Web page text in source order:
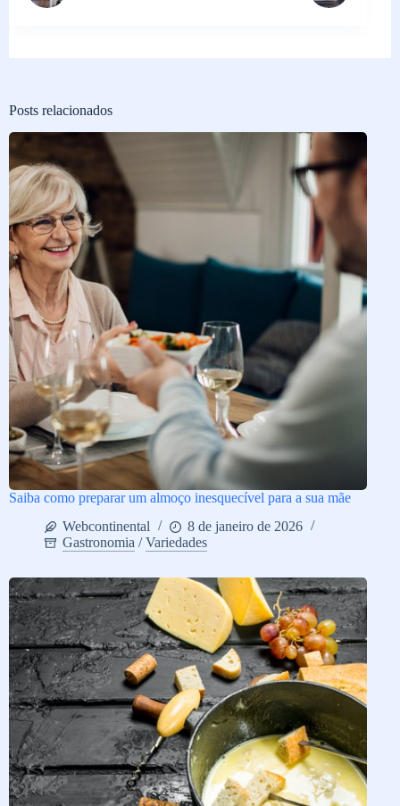
Posts relacionados
Saiba como preparar um almoço inesquecível para a sua mãe
Webcontinental
8 de janeiro de 2026
Gastronomia /Variedades